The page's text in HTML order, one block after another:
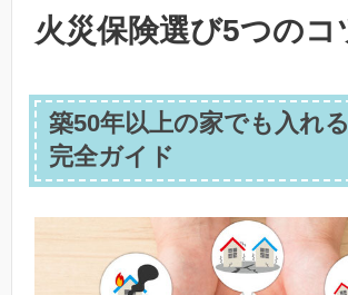
火災保険選び5つのコ
築50年以上の家でも入れ
完全ガイド